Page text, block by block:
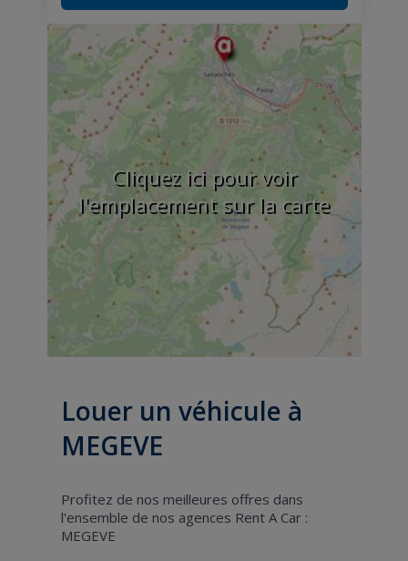
Cliquez ici pour voir
l'emplacement sur la carte
Louer un véhicule à
MEGEVE
Profitez de nos meilleures offres dans
l'ensemble de nos agences Rent A Car :
MEGEVE